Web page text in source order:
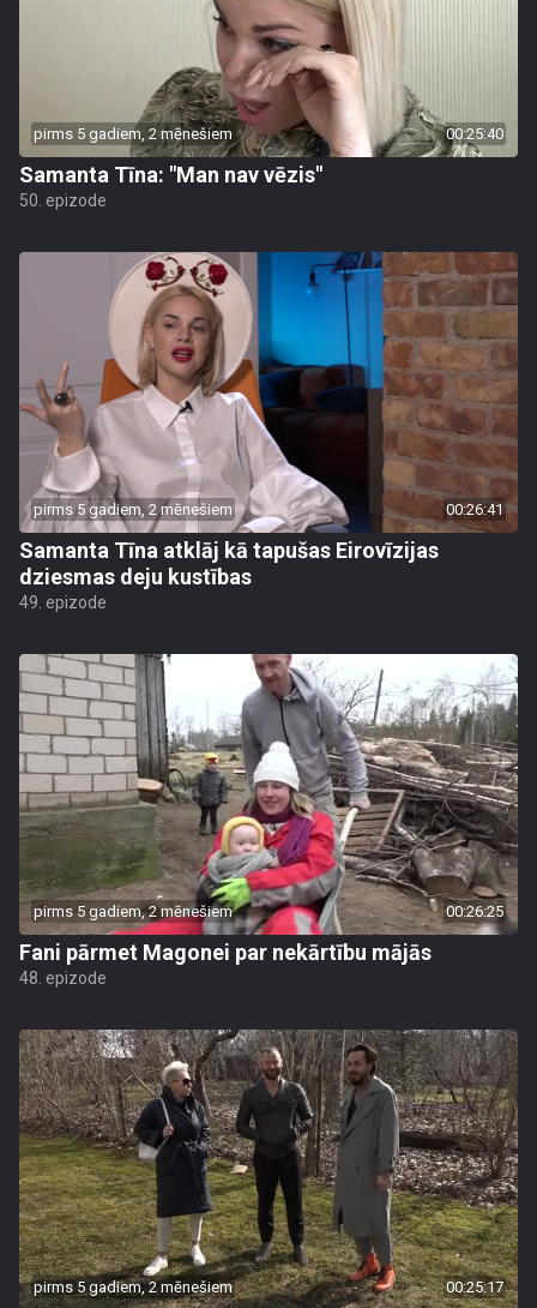
pirms 5 gadiem, 2 mēnešiem 00:25:40
Samanta Tīna: "Man nav vēzis"
50. epizode
pirms 5 gadiem, 2 mēnešiem 00:26:41
Samanta Tīna atklāj kā tapušas Eirovīzijas
dziesmas deju kustības
49. epizode
pirms 5 gadiem, 2 mēnešiem 00:26:25
Fani pārmet Magonei par nekārtību mājās
48. epizode
pirms 5 gadiem, 2 mēnešiem 00:25:17